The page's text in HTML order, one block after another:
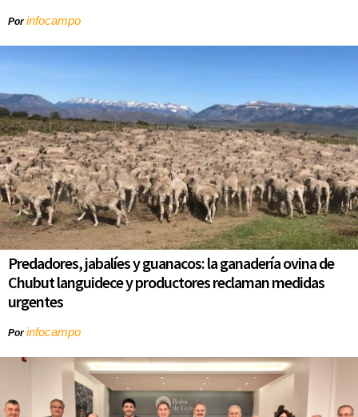
Porinfocampo
Predadores, jabalíes y guanacos: la ganadería ovina de
Chubut languidece y productores reclaman medidas
urgentes
Porinfocampo